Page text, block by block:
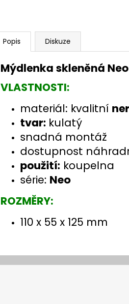
Popis Diskuze
Mýdlenka skleněná
VLASTNOSTI:
materiál: kvalitní
tvar: kulatý
snadná montáž
dostupnost
použití: koupelna
série: Neo
ROZMĚRY:
110 x 55 x 125 mm